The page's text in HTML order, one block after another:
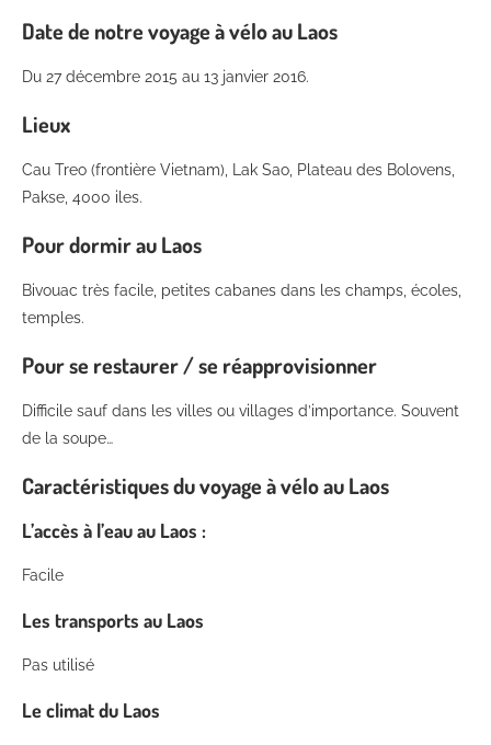
Date de notre voyage à vélo au Laos
Du 27 décembre 2015 au 13 janvier 2016.
Lieux
Cau Treo (frontière Vietnam), Lak Sao, Plateau des Bolovens,
Pakse, 4000 iles.
Pour dormir au Laos
Bivouac très facile, petites cabanes dans les champs, écoles,
temples.
Pour se restaurer / se réapprovisionner
Difficile sauf dans les villes ou villages d’importance. Souvent
de la soupe…
Caractéristiques du voyage à vélo au Laos
L’accès à l’eau au Laos :
Facile
Les transports au Laos
Pas utilisé
Le climat du Laos